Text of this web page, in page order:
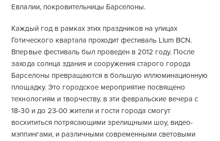
Евлалии, покровительницы Барселоны.
Каждый год в рамках этих праздников на улицах
Готического квартала проходит фестиваль Llum BCN.
Впервые фестиваль был проведен в 2012 году. После
захода солнца здания и сооружения старого города
Барселоны превращаются в большую иллюминационную
площадку. Это городское мероприятие посвящено
технологиям и творчеству, в эти февральские вечера с
18-30 и до 23-00 жители и гости города смогут
восхититься потрясающими зрелищными шоу, видео-
мэппингами, и различными современными световыми